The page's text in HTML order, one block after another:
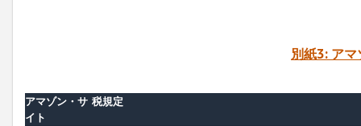
別紙3: ア
アマゾン・サ
イト
税規定